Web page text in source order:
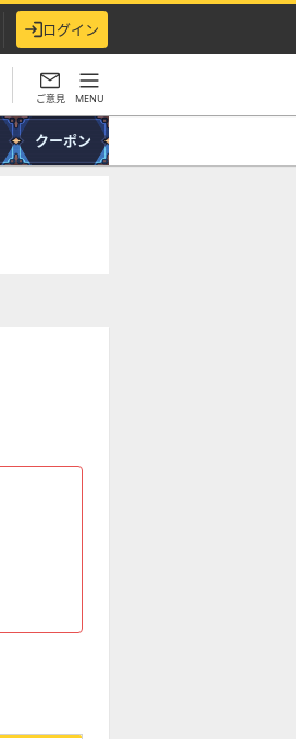
ログイン
ご意見 MENU
クーポン